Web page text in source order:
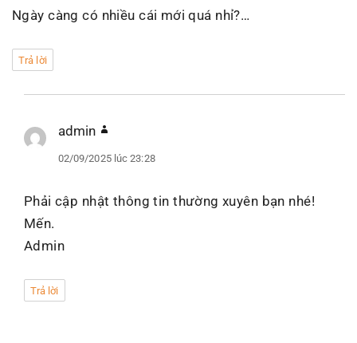
Ngày càng có nhiều cái mới quá nhỉ?…
Trả lời
admin
02/09/2025 lúc 23:28
Phải cập nhật thông tin thường xuyên bạn nhé!
Mến.
Admin
Trả lời